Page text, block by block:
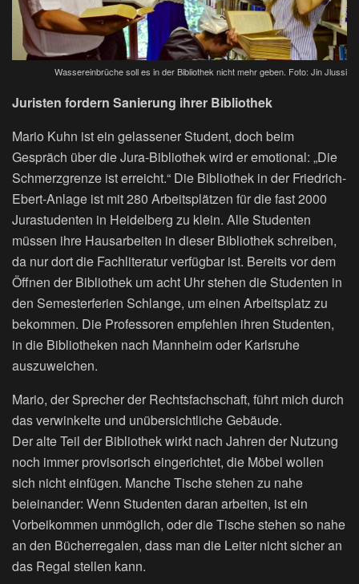
Wassereinbrüche soll es in der Bibliothek nicht mehr geben. Foto: Jin Jlussi
Juristen fordern Sanierung ihrer Bibliothek
Mario Kuhn ist ein gelassener Student, doch beim
Gespräch über die Jura-Bibliothek wird er emotional: „Die
Schmerzgrenze ist erreicht.“ Die Bibliothek in der Friedrich-
Ebert-Anlage ist mit 280 Arbeitsplätzen für die fast 2000
Jurastudenten in Heidelberg zu klein. Alle Studenten
müssen ihre Hausarbeiten in dieser Bibliothek schreiben,
da nur dort die Fachliteratur verfügbar ist. Bereits vor dem
Öffnen der Bibliothek um acht Uhr stehen die Studenten in
den Semesterferien Schlange, um einen Arbeitsplatz zu
bekommen. Die Professoren empfehlen ihren Studenten,
in die Bibliotheken nach Mannheim oder Karlsruhe
auszuweichen.
Mario, der Sprecher der Rechtsfachschaft, führt mich durch
das verwinkelte und unübersichtliche Gebäude.
Der alte Teil der Bibliothek wirkt nach Jahren der Nutzung
noch immer provisorisch eingerichtet, die Möbel wollen
sich nicht einfügen. Manche Tische stehen zu nahe
beieinander: Wenn Studenten daran arbeiten, ist ein
Vorbeikommen unmöglich, oder die Tische stehen so nahe
an den Bücherregalen, dass man die Leiter nicht sicher an
das Regal stellen kann.